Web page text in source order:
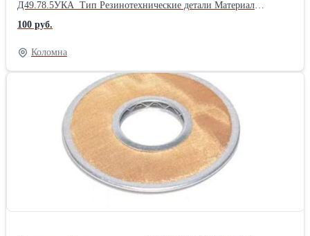
Д49.78.5УКА Тип Резинотехнические детали Материал
фторкаучук/Сталь Вес, кг 0.012 Размер, мм Ø17,8-32х24 Кол-во в
упаковке 100 Отрасль Судовая, железнодорожная, малая
энергетика
100 руб.
Коломна